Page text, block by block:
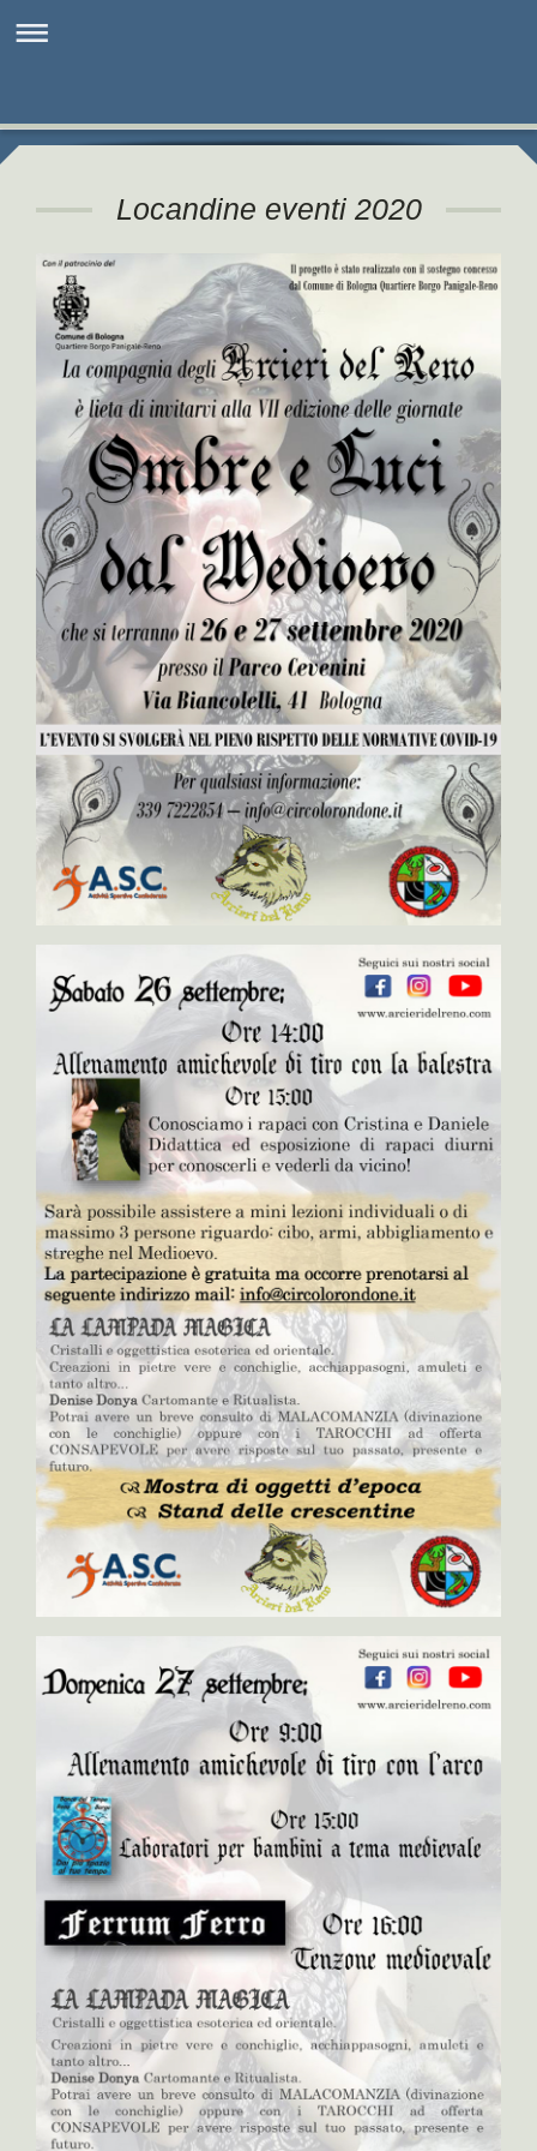
Locandine eventi 2020